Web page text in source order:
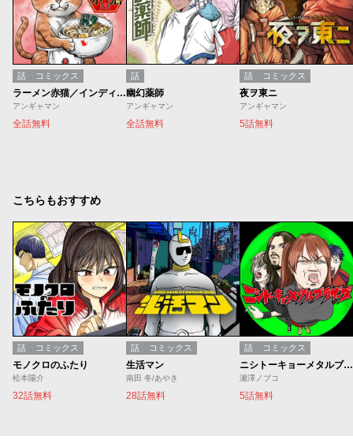
話 コミックス
ラーメン赤猫／インディーズ版
アンギャマン
全話無料
話
幽幻薬師
アンギャマン
全話無料
話 コミックス
夜ヲ東ニ
アンギャマン
5話無料
こちらもおすすめ
話 コミックス
モノクロのふたり
松本陽介
32話無料
話 コミックス
生活マン
南田 冬/あやき
28話無料
話 コミックス
ニシトーキョーメタルブラザーズ
瀬澤ノブコ
5話無料